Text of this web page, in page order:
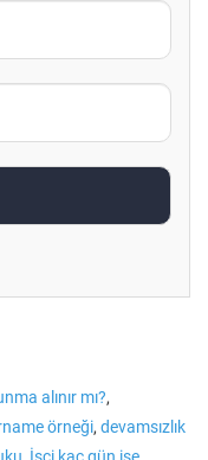
alınır mı?,
örneği, devamsızlık
İşçi kaç gün işe